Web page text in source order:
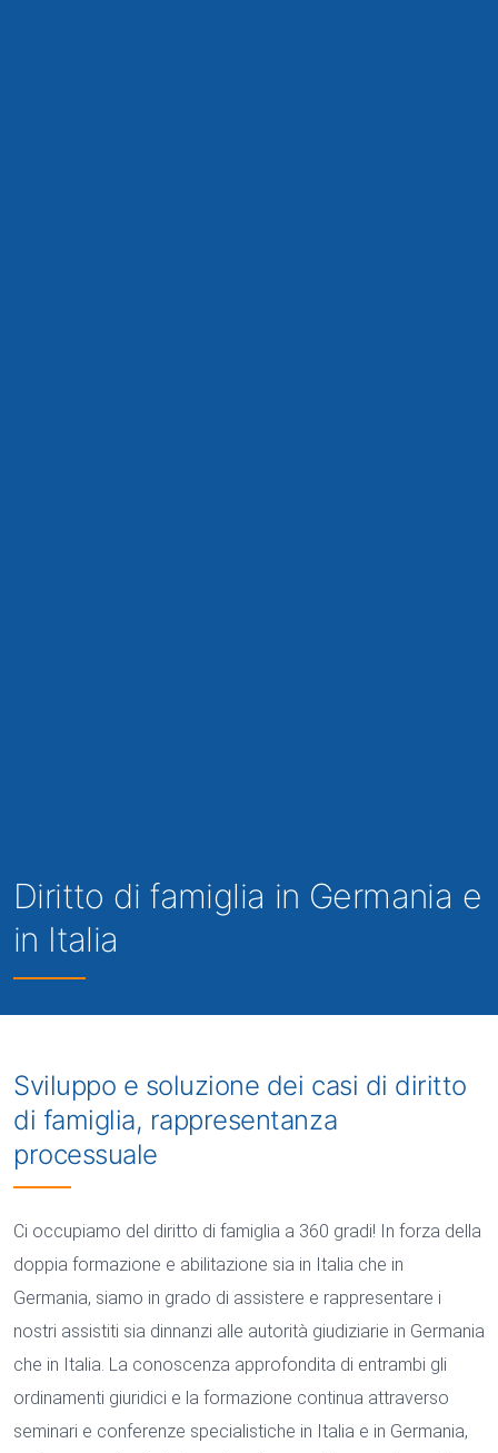
Diritto di famiglia in Germania e
in Italia
Sviluppo e soluzione dei casi di diritto
di famiglia, rappresentanza
processuale
Ci occupiamo del diritto di famiglia a 360 gradi! In forza della
doppia formazione e abilitazione sia in Italia che in
Germania, siamo in grado di assistere e rappresentare i
nostri assistiti sia dinnanzi alle autorità giudiziarie in Germania
che in Italia. La conoscenza approfondita di entrambi gli
ordinamenti giuridici e la formazione continua attraverso
seminari e conferenze specialistiche in Italia e in Germania,